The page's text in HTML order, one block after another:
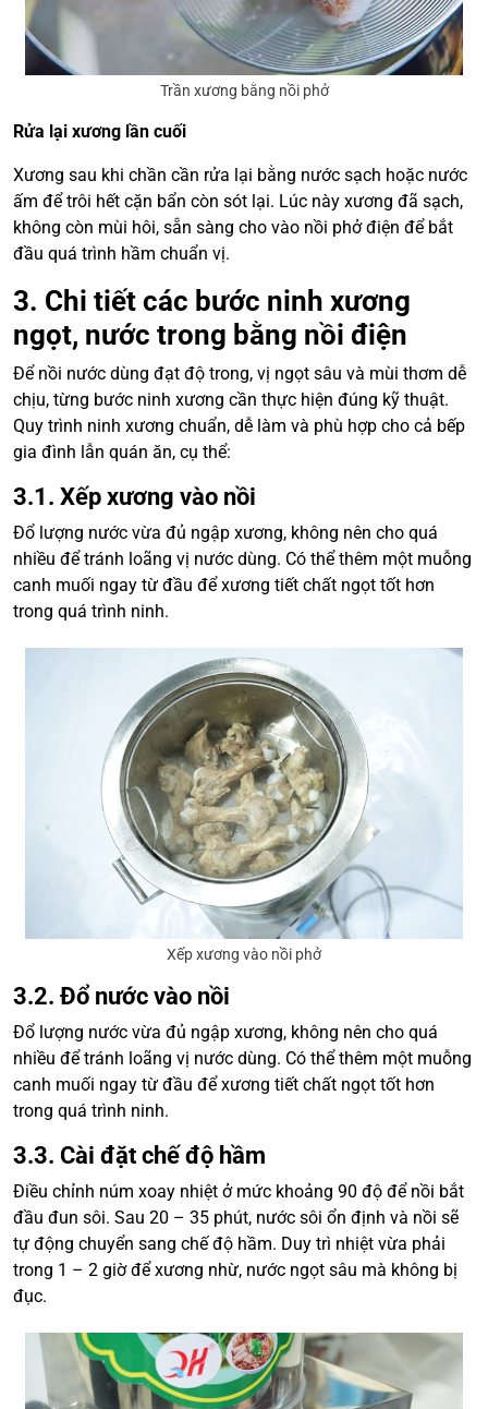
Trần xương bằng nồi phở
Rửa lại xương lần cuối
Xương sau khi chần cần rửa lại bằng nước sạch hoặc nước
ấm để trôi hết cặn bẩn còn sót lại. Lúc này xương đã sạch,
không còn mùi hôi, sẵn sàng cho vào nồi phở điện để bắt
đầu quá trình hầm chuẩn vị.
3. Chi tiết các bước ninh xương
ngọt, nước trong bằng nồi điện
Để nồi nước dùng đạt độ trong, vị ngọt sâu và mùi thơm dễ
chịu, từng bước ninh xương cần thực hiện đúng kỹ thuật.
Quy trình ninh xương chuẩn, dễ làm và phù hợp cho cả bếp
gia đình lẫn quán ăn, cụ thể:
3.1. Xếp xương vào nồi
Đổ lượng nước vừa đủ ngập xương, không nên cho quá
nhiều để tránh loãng vị nước dùng. Có thể thêm một muỗng
canh muối ngay từ đầu để xương tiết chất ngọt tốt hơn
trong quá trình ninh.
Xếp xương vào nồi phở
3.2. Đổ nước vào nồi
Đổ lượng nước vừa đủ ngập xương, không nên cho quá
nhiều để tránh loãng vị nước dùng. Có thể thêm một muỗng
canh muối ngay từ đầu để xương tiết chất ngọt tốt hơn
trong quá trình ninh.
3.3. Cài đặt chế độ hầm
Điều chỉnh núm xoay nhiệt ở mức khoảng 90 độ để nồi bắt
đầu đun sôi. Sau 20 – 35 phút, nước sôi ổn định và nồi sẽ
tự động chuyển sang chế độ hầm. Duy trì nhiệt vừa phải
trong 1 – 2 giờ để xương nhừ, nước ngọt sâu mà không bị
đục.